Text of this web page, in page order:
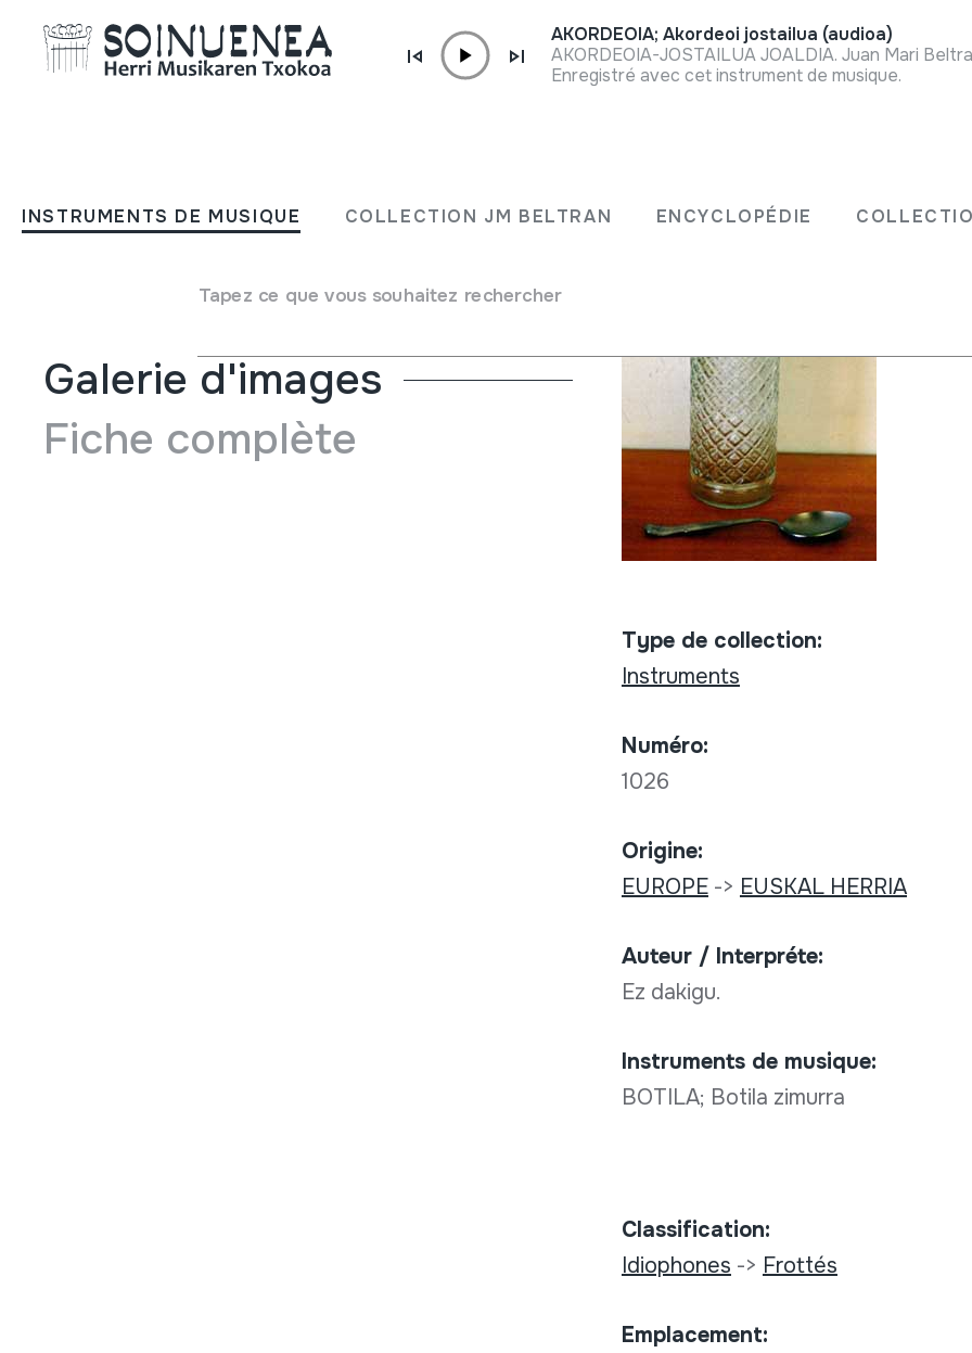
INSTRUMENTS DE MUSIQUE COLLECTION JM BELTRAN ENCYCLOPÉDIE
Tapez ce que vous souhaitez rechercher
AKORDEOIA; Akordeoi jostailua (audioa)
Enregistré avec cet instrument de musique.
BOTILA; Botila zimurtsua
Type d'instrument de musique Idiophones->Frottés
Galerie d'images
Fiche complète
Type de collection:
Instruments
Numéro:
1026
Origine:
EUROPE-> EUSKAL HERRIA
Auteur / Interpréte:
Ez dakigu.
Instruments de musique:
BOTILA; Botila zimurra
Classification:
Idiophones -> Frottés
Emplacement: